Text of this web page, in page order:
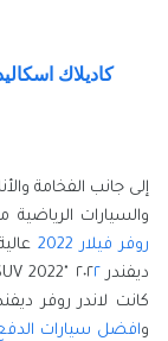
والسيارات
روفر فيلار 2022
ديفندر ٢٠٢ ٢
وافضل سيارات الدفع